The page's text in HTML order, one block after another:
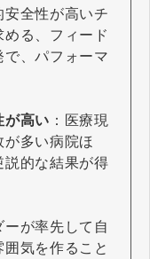
安全性が高いチ
る、フィード
、パフォーマ
が高い ：医療現
多い病院ほ
説的な結果が得
ーが率先して自
気を作ること